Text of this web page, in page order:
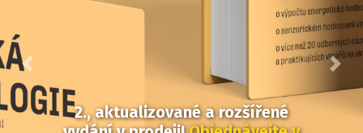
2., aktualizované a rozšířené
Předchozí Další